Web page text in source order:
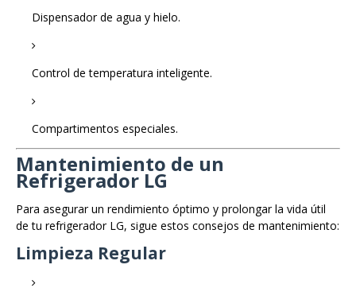
Dispensador de agua y hielo.
Control de temperatura inteligente.
Compartimentos especiales.
Mantenimiento de un
Refrigerador LG
Para asegurar un rendimiento óptimo y prolongar la vida útil
de tu refrigerador LG, sigue estos consejos de mantenimiento:
Limpieza Regular